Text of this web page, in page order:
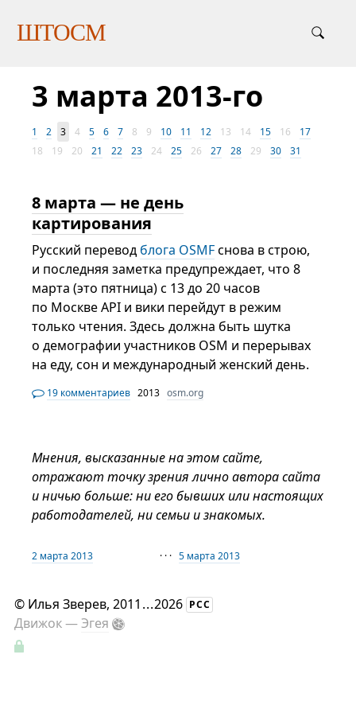
ШТОСМ
3 марта 2013-го
1 2 3 4 5 6 7 8 9 10 11 12 13 14 15 16
17
18
19 20 21 22 23 24 25 26 27 28 29 30 31
8 марта — не день
картирования
Русский перевод блога OSMFснова в строю,
и последняя заметка предупреждает, что 8
марта (это пятница) с 13 до 20 часов
по Москве API и вики перейдут в режим
только чтения. Здесь должна быть шутка
о демографии участников OSM и перерывах
на еду, сон и международный женский день.
19 комментариев 2013 osm.org
Мнения, высказанные на этом сайте,
отражают точку зрения лично автора сайта
и ничью больше: ни его бывших или настоящих
работодателей, ни семьи и знакомых.
2 марта 2013 · · ·5 марта 2013
© Илья Зверев, 2011 ...2026 РСС
Движок —Эгея